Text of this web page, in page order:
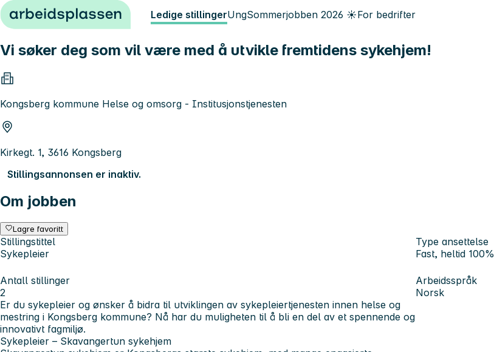
Hopp til innhold Ledige stillingerUngSommerjobben 2026 ☀️For bedrifter
Vi søker deg som vil være med å utvikle fremtidens sykehjem!
Kongsberg kommune Helse og omsorg - Institusjonstjenesten
Kirkegt. 1, 3616 Kongsberg
Stillingsannonsen er inaktiv.
Om jobben
Lagre favoritt
Stillingstittel
Sykepleier
Type ansettelse
Fast, heltid 100%
Antall stillinger
2
Arbeidsspråk
Norsk
Er du sykepleier og ønsker å bidra til utviklingen av sykepleiertjenesten innen helse og
mestring i Kongsberg kommune? Nå har du muligheten til å bli en del av et spennende og
innovativt fagmiljø.
Sykepleier – Skavangertun sykehjem